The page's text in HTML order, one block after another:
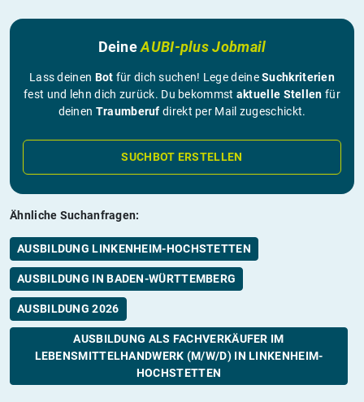
DeineAUBI-plus Jobmail
Lass deinen Bot für dich suchen! Lege deineSuchkriterien
fest und lehn dich zurück. Du bekommst aktuelle Stellen für
deinen Traumberuf direkt per Mail zugeschickt.
SUCHBOT ERSTELLEN
Ähnliche Suchanfragen:
AUSBILDUNG LINKENHEIM-HOCHSTETTEN
AUSBILDUNG IN BADEN-WÜRTTEMBERG
AUSBILDUNG 2026
AUSBILDUNG ALS FACHVERKÄUFER IM
LEBENSMITTELHANDWERK (M/W/D) IN LINKENHEIM-
HOCHSTETTEN